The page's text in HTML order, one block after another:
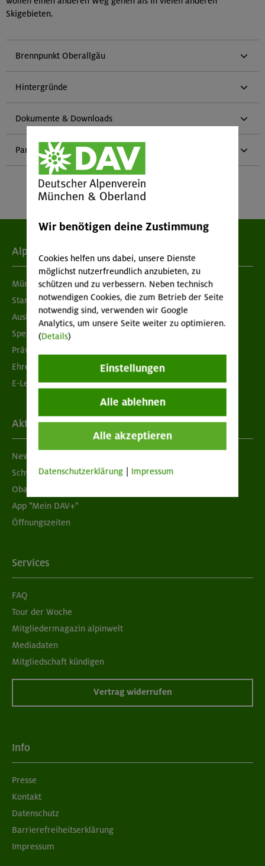
Skigebieten.
Brennpunkt Oberallgäu
Hintergründe
Dokumente & Downloads
Partner
Alpenverein
München & Oberland
Standorte
Ausbildung & Jobs
Spenden
Prävention sexualisierter Gewalt
Ehrenamtsbörse
E-Learning
Aktuelles
Newsletter
Schwarzes Brett
Obacht geben!
App "Mein DAV+"
Öffnungszeiten
Services
FAQ
Tour der Woche
Mitgliedermagazin alpinwelt
Mediadaten
Mitgliedschaft kündigen
Vertrag widerrufen
Info
Presse
Kontakt
Datenschutz
Barrierefreiheitserklärung
Impressum
Wir benötigen deine Zustimmung
Cookies helfen uns dabei, unsere Dienste
möglichst nutzerfreundlich anzubieten, zu
schützen und zu verbessern. Neben technisch
notwendigen Cookies, die zum Betrieb der Seite
notwendig sind, verwenden wir Google
Analytics, um unsere Seite weiter zu optimieren.
(Details)
Einstellungen
Alle ablehnen
Alle akzeptieren
Datenschutzerklärung Impressum